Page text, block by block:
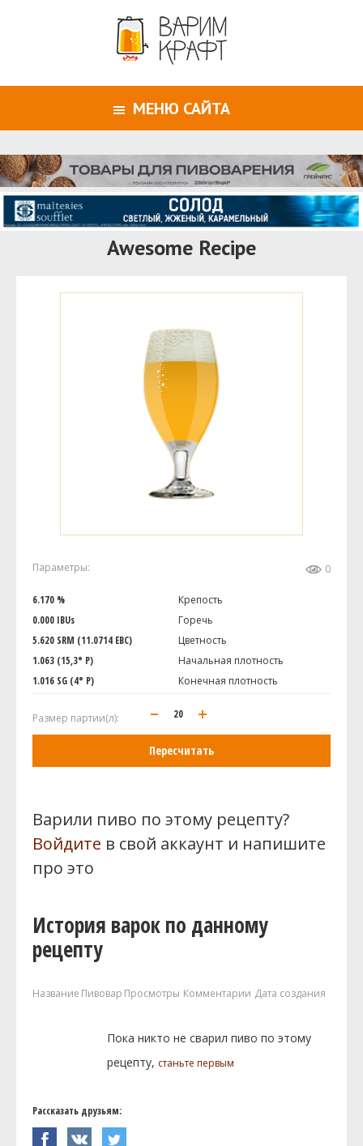
МЕНЮ САЙТА
Awesome Recipe
Параметры: 0
6.170 %
Крепость
0.000 IBUs
Горечь
5.620 SRM (11.0714 EBC)
Цветность
1.063 (15,3° P)
Начальная плотность
1.016 SG (4° P)
Конечная плотность
Размер партии(л):
Пересчитать
Варили пиво по этому рецепту?
Войдите в свой аккаунт и напишите
про это
История варок по данному
рецепту
Название Пивовар Просмотры Комментарии Дата создания
Пока никто не сварил пиво по этому
рецепту, станьте первым
Рассказать друзьям: